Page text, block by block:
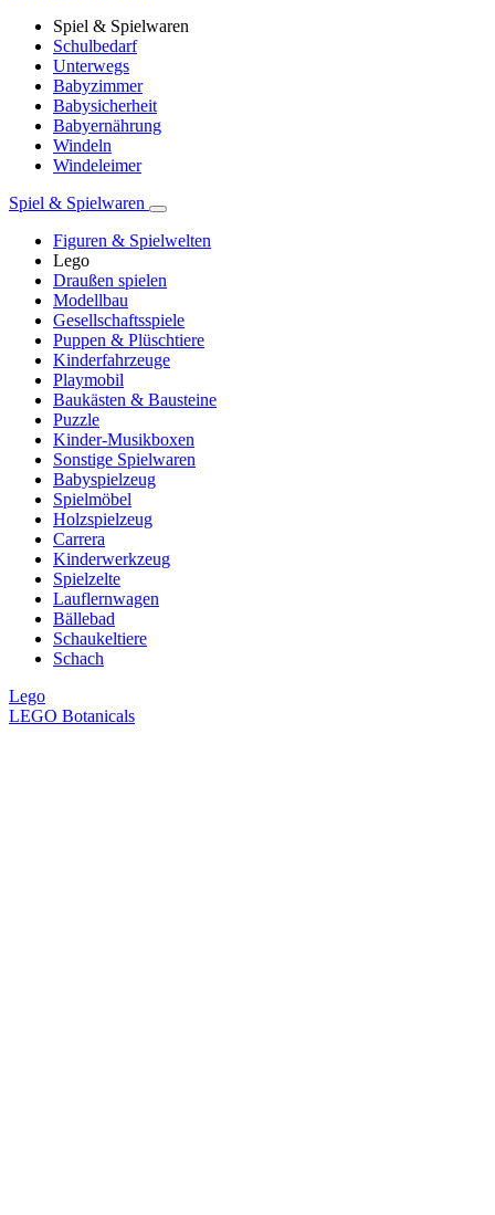
Spiel & Spielwaren
Schulbedarf
Unterwegs
Babyzimmer
Babysicherheit
Babyernährung
Windeln
Windeleimer
Spiel & Spielwaren
Figuren & Spielwelten
Lego
Draußen spielen
Modellbau
Gesellschaftsspiele
Puppen & Plüschtiere
Kinderfahrzeuge
Playmobil
Baukästen & Bausteine
Puzzle
Kinder-Musikboxen
Sonstige Spielwaren
Babyspielzeug
Spielmöbel
Holzspielzeug
Carrera
Kinderwerkzeug
Spielzelte
Lauflernwagen
Bällebad
Schaukeltiere
Schach
Lego
LEGO Botanicals